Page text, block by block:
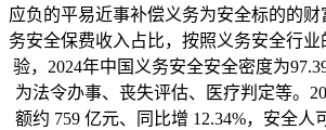
应负的平易近事补偿义务为安全标的的财
务安全保费收入占比，按照义务安全行
验，2024年中国义务安全安全密度为
为法令办事、丧失评估、医疗判定等。
额约 759 亿元、同比增 12.34%，安全人